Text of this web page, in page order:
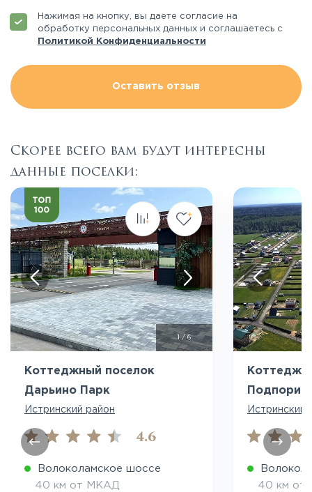
Нажимая на кнопку, вы даете согласие на
обработку персональных данных и соглашаетесь с
Политикой Конфиденциальности
Оставить отзыв
Скорее всего вам будут интересны
данные поселки:
1/6
Коттеджный поселок
Дарьино Парк
Истринский район
4.6
Волоколамское шоссе
40 км от МКАД
Посмотреть все фото
Истринский
40 км от